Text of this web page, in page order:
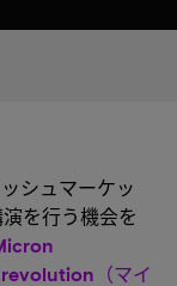
シュマーケッ
を行う機会を
（マイ